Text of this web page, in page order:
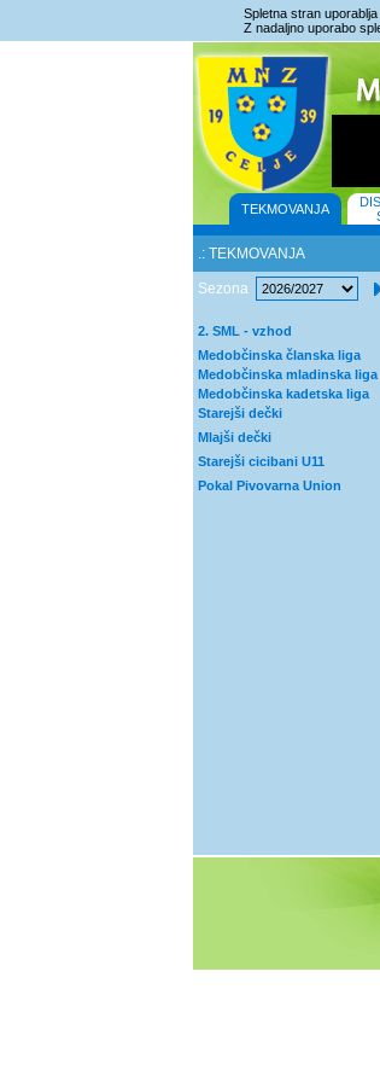
Spletna stran
Z nadaljno uporabo
TEKMOVANJA
.: TEKMOVANJA
Sezona
2. SML - vzhod
Medobčinska članska liga
Medobčinska mladinska liga
Medobčinska kadetska liga
Starejši dečki
Mlajši dečki
Starejši cicibani U11
Pokal Pivovarna Union